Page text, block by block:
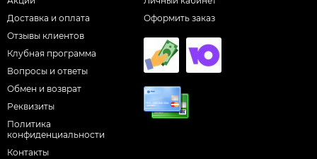
Доставка и оплата
Отзывы клиентов
Клубная программа
Вопросы и ответы
Обмен и возврат
Реквизиты
Политика
конфиденциальности
Контакты
Оформить заказ